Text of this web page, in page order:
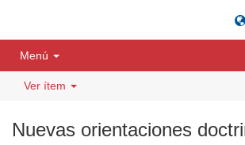
Menú
Ver ítem
Nuevas orientaciones